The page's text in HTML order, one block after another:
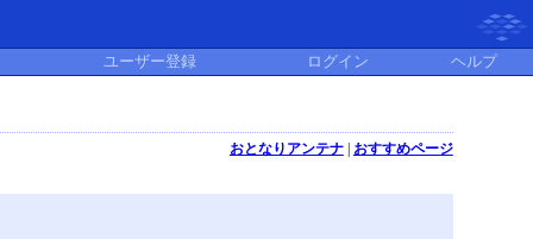
ユーザー登録 ログイン ヘルプ
おとなりアンテナ| おすすめページ